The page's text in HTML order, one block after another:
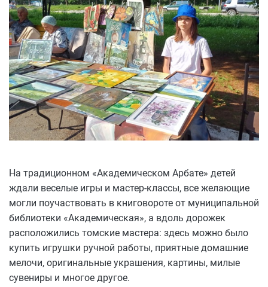
На традиционном «Академическом Арбате» детей
ждали веселые игры и мастер-классы, все желающие
могли поучаствовать в книговороте от муниципальной
библиотеки «Академическая», а вдоль дорожек
расположились томские мастера: здесь можно было
купить игрушки ручной работы, приятные домашние
мелочи, оригинальные украшения, картины, милые
сувениры и многое другое.